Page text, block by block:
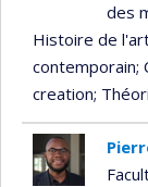
des
Histoire de
contemporain;
creation;